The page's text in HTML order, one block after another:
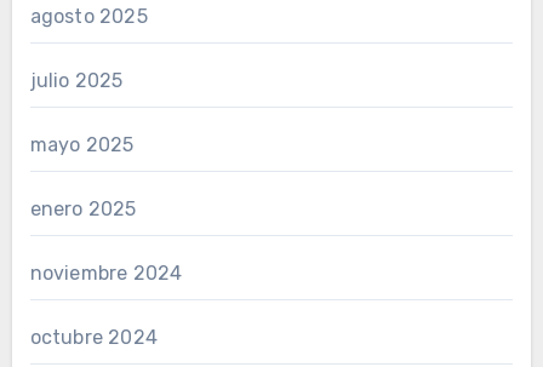
agosto 2025
julio 2025
mayo 2025
enero 2025
noviembre 2024
octubre 2024